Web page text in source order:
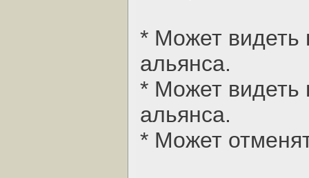
* Может видеть
альянса.
* Может видеть
альянса.
* Может